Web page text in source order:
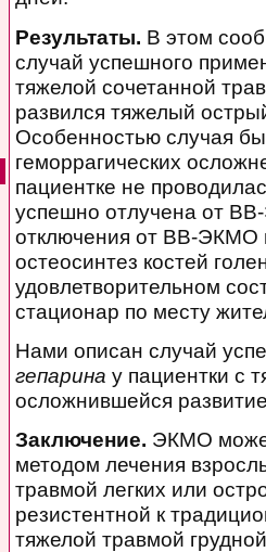
Результаты. В этом
случай успешного
тяжелой сочетанной
развился тяжелый
Особенностью случая
геморрагических
пациентке не
успешно отлучена от
отключения от ВВ-ЭКМО
остеосинтез костей
удовлетворительном
стационар по месту
Нами описан случай
гепарина у пациентки с
осложнившейся
Заключение. ЭКМО
методом лечения
травмой легких или
резистентной к
тяжелой травмой